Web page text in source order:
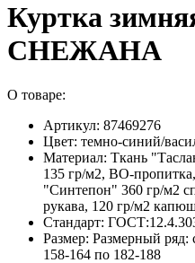
Куртка
СНЕЖАНА
О товаре:
Артикул: 87469276
Цвет: темно-синий/
Материал: Ткань
135 гр/м2, ВО-
"Синтепон" 360 гр/м2
рукава, 120 гр/м2
Стандарт:
Размер: Размерный ряд:
158-164 по 182-188